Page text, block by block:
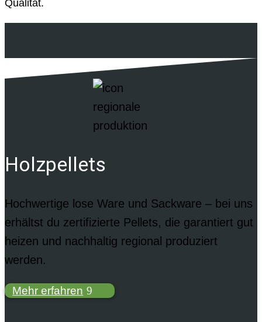
Qualität.
Holzpellets
Hochwertige lose Ware und Sackware – bei uns
erhältst du zertifizierte Pellets, die garantiert gut
heizen und nachhaltig regional produziert
werden.
Mehr erfahren